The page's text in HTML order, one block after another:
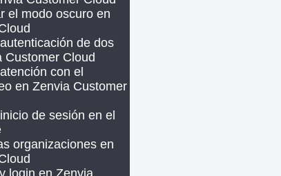
el modo oscuro en
de dos
Customer Cloud
con el
en Zenvia Customer
de sesión en el
organizaciones en
login en Zenvia